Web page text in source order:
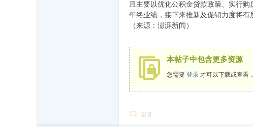
且主要以优化公积金贷款政策、实行
年终业绩，接下来推新及促销力度将有
（来源：澎湃新闻）
本帖子中包含更多资源
您需要 登录 才可以下载或查看
回复